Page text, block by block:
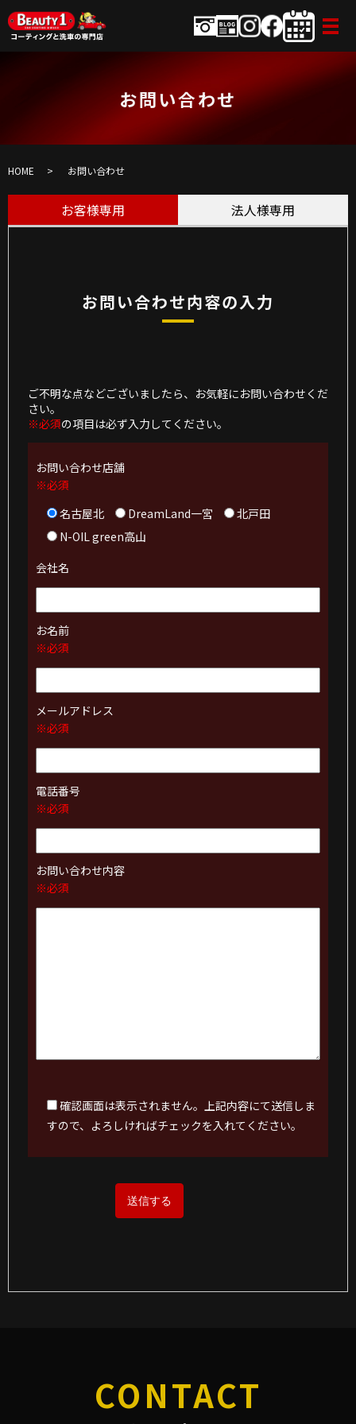
お問い合わせ
HOME お問い合わせ
お客様専用 法人様専用
お問い合わせ内容の入力
ご不明な点などございましたら、お気軽にお問い合わせくだ
さい。
※必須の項目は必ず入力してください。
お問い合わせ店舗
※必須
名古屋北
DreamLand一宮
北戸田
N-OIL green高山
会社名
お名前
※必須
メールアドレス
※必須
電話番号
※必須
お問い合わせ内容
※必須
確認画面は表示されません。上記内容にて送信しま
すので、よろしければチェックを入れてください。
CONTACT